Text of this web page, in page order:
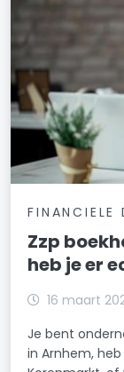
FINANCIELE
Zzp
heb je er
16 maart
Je bent
in Arnhem,